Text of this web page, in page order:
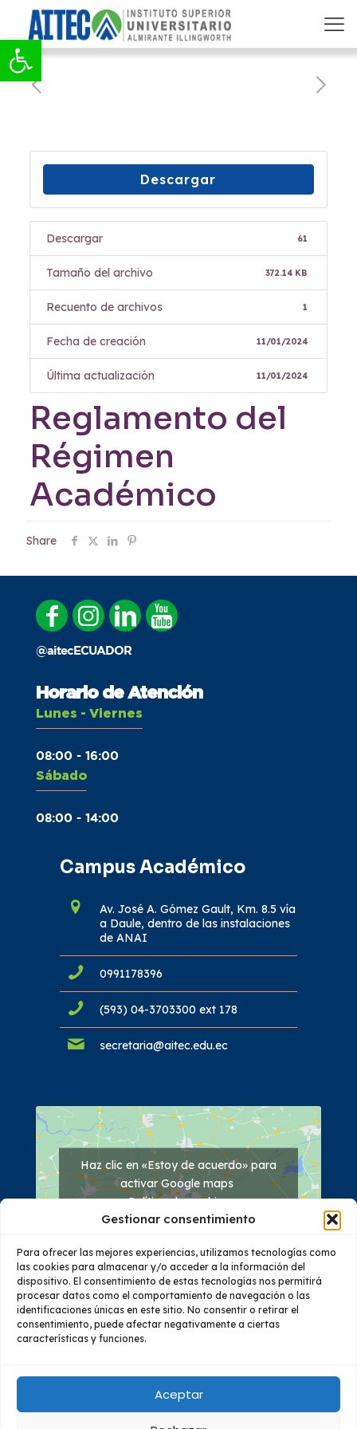
Abrir barra de herramientas
Gestionar consentimiento
Para ofrecer las mejores experiencias, utilizamos tecnologías como
las cookies para almacenar y/o acceder a la información del
dispositivo. El consentimiento de estas tecnologías nos permitirá
procesar datos como el comportamiento de navegación o las
identificaciones únicas en este sitio. No consentir o retirar el
consentimiento, puede afectar negativamente a ciertas
características y funciones.
Aceptar
Descargar
Descargar 61
Tamaño del archivo 372.14 KB
Recuento de archivos 1
Fecha de creación 11/01/2024
Última actualización 11/01/2024
Reglamento del
Régimen
Académico
Share
@aitecECUADOR
Horario de Atención
Lunes - Viernes
08:00 - 16:00
Sábado
08:00 - 14:00
Campus Académico
Av. José A. Gómez Gault, Km. 8.5 vía
a Daule, dentro de las instalaciones
de ANAI
0991178396
(593) 04-3703300 ext 178
secretaria@aitec.edu.ec
Haz clic en «Estoy de acuerdo» para
activar Google maps
Política de cookies